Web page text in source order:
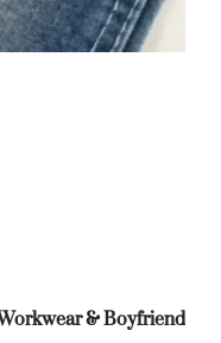
& Boyfriend